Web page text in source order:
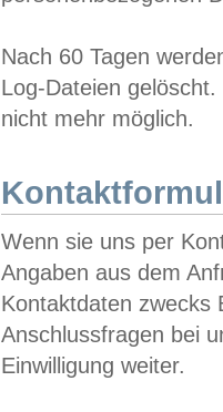
Nach 60 Tagen
Log-Dateien
nicht mehr möglich.
Wenn sie uns per
Angaben aus dem
Kontaktdaten zwecks
Anschlussfragen bei
Einwilligung weiter.